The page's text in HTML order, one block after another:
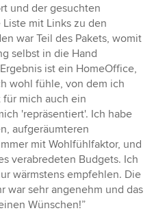
und der gesuchten
mit Links zu den
war Teil des Pakets, womit
selbst in die Hand
ist ein HomeOffice,
wohl fühle, von dem ich
für mich auch ein
'repräsentiert'. Ich habe
aufgeräumteren
mit Wohlfühlfaktor, und
verabredeten Budgets. Ich
wärmstens empfehlen. Die
war sehr angenehm und das
Wünschen!”